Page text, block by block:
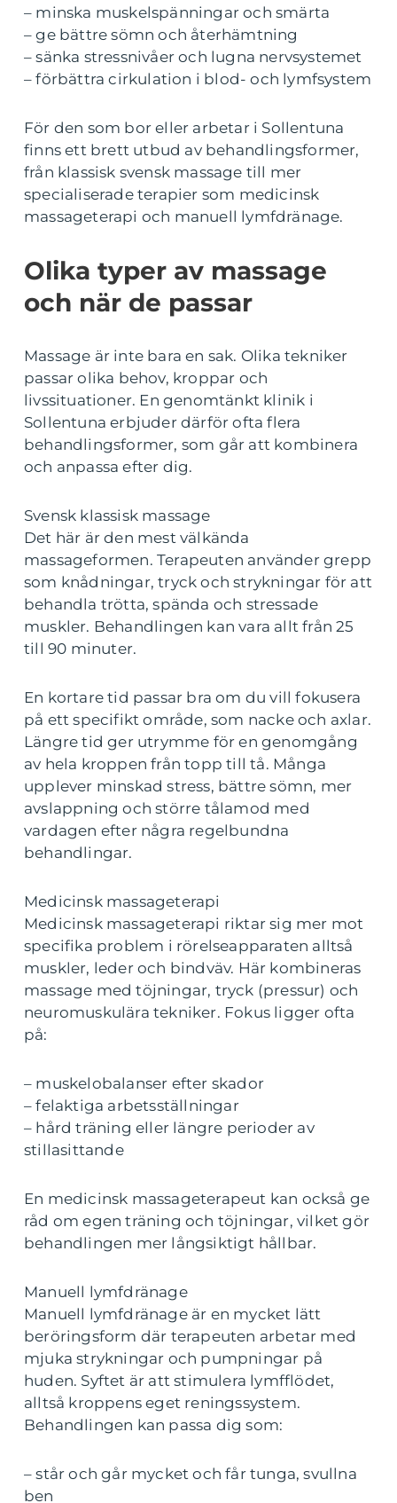
– minska muskelspänningar och smärta
– ge bättre sömn och återhämtning
– sänka stressnivåer och lugna nervsystemet
– förbättra cirkulation i blod- och lymfsystem
För den som bor eller arbetar i Sollentuna
finns ett brett utbud av behandlingsformer,
från klassisk svensk massage till mer
specialiserade terapier som medicinsk
massageterapi och manuell lymfdränage.
Olika typer av massage
och när de passar
Massage är inte bara en sak. Olika tekniker
passar olika behov, kroppar och
livssituationer. En genomtänkt klinik i
Sollentuna erbjuder därför ofta flera
behandlingsformer, som går att kombinera
och anpassa efter dig.
Svensk klassisk massage
Det här är den mest välkända
massageformen. Terapeuten använder grepp
som knådningar, tryck och strykningar för att
behandla trötta, spända och stressade
muskler. Behandlingen kan vara allt från 25
till 90 minuter.
En kortare tid passar bra om du vill fokusera
på ett specifikt område, som nacke och axlar.
Längre tid ger utrymme för en genomgång
av hela kroppen från topp till tå. Många
upplever minskad stress, bättre sömn, mer
avslappning och större tålamod med
vardagen efter några regelbundna
behandlingar.
Medicinsk massageterapi
Medicinsk massageterapi riktar sig mer mot
specifika problem i rörelseapparaten alltså
muskler, leder och bindväv. Här kombineras
massage med töjningar, tryck (pressur) och
neuromuskulära tekniker. Fokus ligger ofta
på:
– muskelobalanser efter skador
– felaktiga arbetsställningar
– hård träning eller längre perioder av
stillasittande
En medicinsk massageterapeut kan också ge
råd om egen träning och töjningar, vilket gör
behandlingen mer långsiktigt hållbar.
Manuell lymfdränage
Manuell lymfdränage är en mycket lätt
beröringsform där terapeuten arbetar med
mjuka strykningar och pumpningar på
huden. Syftet är att stimulera lymfflödet,
alltså kroppens eget reningssystem.
Behandlingen kan passa dig som:
– står och går mycket och får tunga, svullna
ben